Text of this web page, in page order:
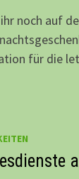
noch auf
für die